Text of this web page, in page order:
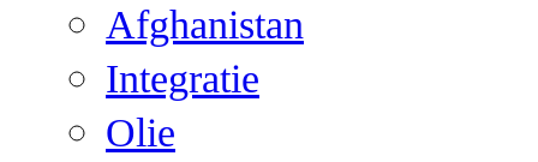
Afghanistan
Integratie
Olie